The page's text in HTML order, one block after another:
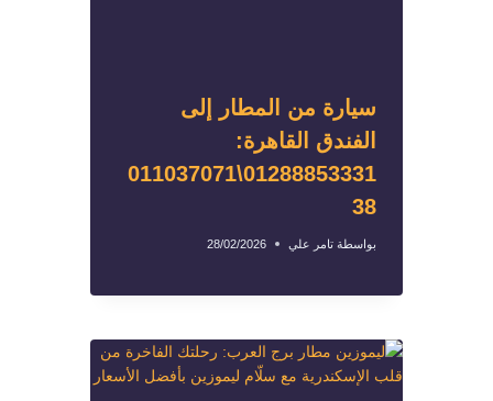
سيارة من المطار إلى
الفندق القاهرة:
01288853331\011037071
38
بواسطة تامر علي 28/02/2026